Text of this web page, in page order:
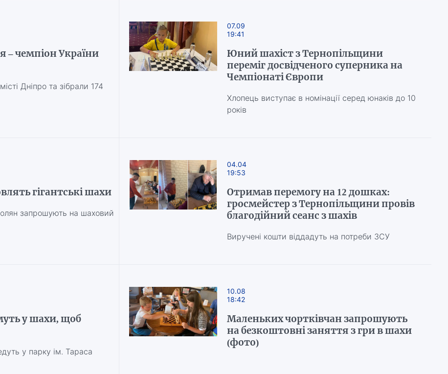
– чемпіон України
Дніпро та зібрали 174
07.09
19:41
Юний шахіст з Тернопільщини
переміг досвідченого суперника на
Чемпіонаті Європи
Хлопець виступає в номінації серед юнаків до 10
років
гігантські шахи
запрошують на шаховий
04.04
19:53
Отримав перемогу на 12 дошках:
гросмейстер з Тернопільщини провів
благодійний сеанс з шахів
Виручені кошти віддадуть на потреби ЗСУ
у шахи, щоб
у парку ім. Тараса
10.08
18:42
Маленьких чортківчан запрошують
на безкоштовні заняття з гри в шахи
(фото)